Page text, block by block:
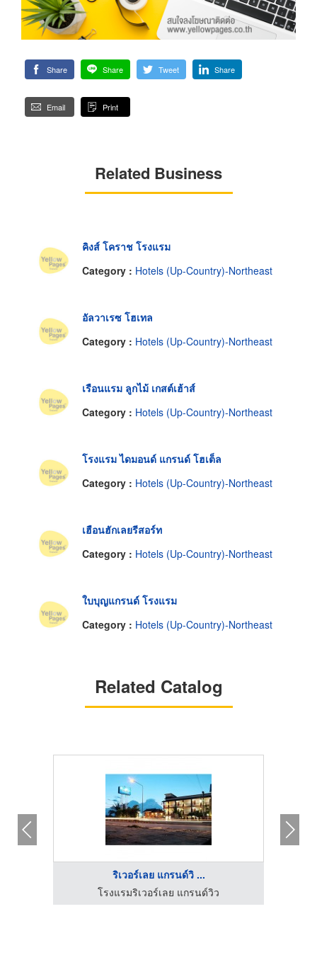
Share Share Tweet Share
Email Print
Related Business
คิงส์ โคราช โรงแรม
Category : Hotels (Up-Country)-Northeast
อัลวาเรซ โฮเทล
Category : Hotels (Up-Country)-Northeast
เรือนแรม ลูกไม้ เกสต์เฮ้าส์
Category : Hotels (Up-Country)-Northeast
โรงแรม ไดมอนด์ แกรนด์ โฮเต็ล
Category : Hotels (Up-Country)-Northeast
เฮือนฮักเลยรีสอร์ท
Category : Hotels (Up-Country)-Northeast
ใบบุญแกรนด์ โรงแรม
Category : Hotels (Up-Country)-Northeast
Related Catalog
ริเวอร์เลย แกรนด์วิ ...
โรงแรมริเวอร์เลย แกรนด์วิว